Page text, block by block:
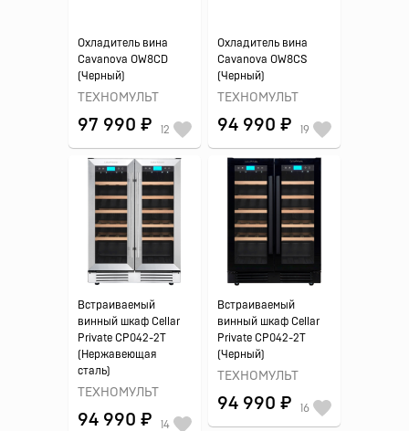
Охладитель вина
Cavanova OW8CD
(Черный)
ТЕХНОМУЛЬТ
97 990 ₽ 12
Охладитель вина
Cavanova OW8CS
(Черный)
ТЕХНОМУЛЬТ
94 990 ₽ 19
Встраиваемый
винный шкаф Cellar
Private CP042-2T
(Нержавеющая
сталь)
ТЕХНОМУЛЬТ
94 990 ₽ 14
Встраиваемый
винный шкаф Cellar
Private CP042-2T
(Черный)
ТЕХНОМУЛЬТ
94 990 ₽ 16